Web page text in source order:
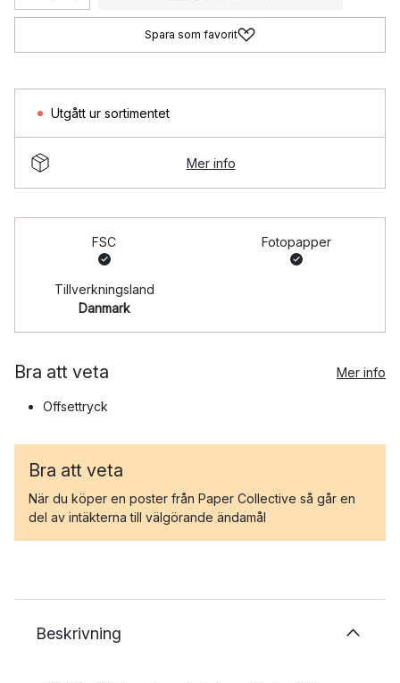
Spara som favorit
Utgått ur sortimentet
Mer info
FSC Fotopapper
Tillverkningsland
Danmark
Bra att veta Mer info
Offsettryck
Bra att veta
När du köper en poster från Paper Collective så går en
del av intäkterna till välgörande ändamål
Beskrivning